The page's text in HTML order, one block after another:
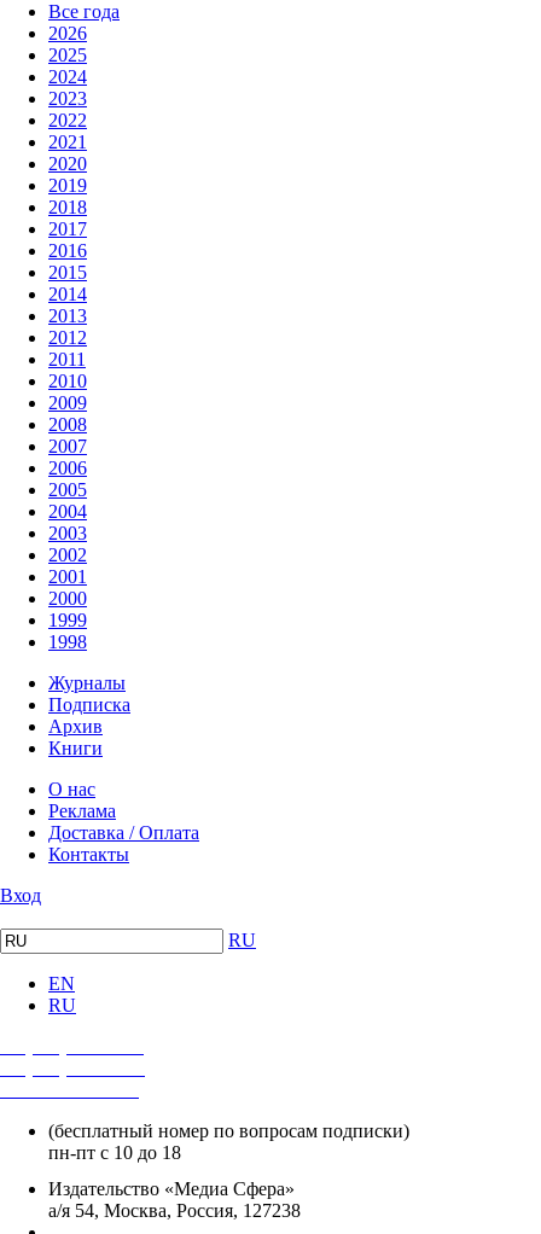
Все года
2026
2025
2024
2023
2022
2021
2020
2019
2018
2017
2016
2015
2014
2013
2012
2011
2010
2009
2008
2007
2006
2005
2004
2003
2002
2001
2000
1999
1998
Журналы
Подписка
Архив
Книги
О нас
Реклама
Доставка / Оплата
Контакты
Вход
RU
EN
RU
(бесплатный номер по вопросам подписки)
пн-пт с 10 до 18
Издательство «Медиа Сфера»
а/я 54, Москва, Россия, 127238